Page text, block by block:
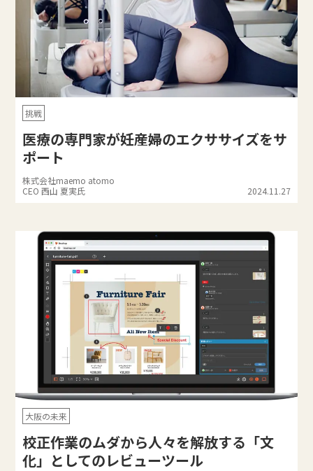
挑戦
医療の専門家が妊産婦のエクササイズをサ
ポート
株式会社maemo atomo
CEO 西山 夏実氏
2024.11.27
大阪の未来
校正作業のムダから人々を解放する「文
化」としてのレビューツール